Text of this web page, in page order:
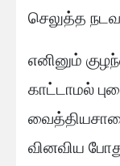
செலுத்த
எனினும்
காட்டாமல்
வினவிய